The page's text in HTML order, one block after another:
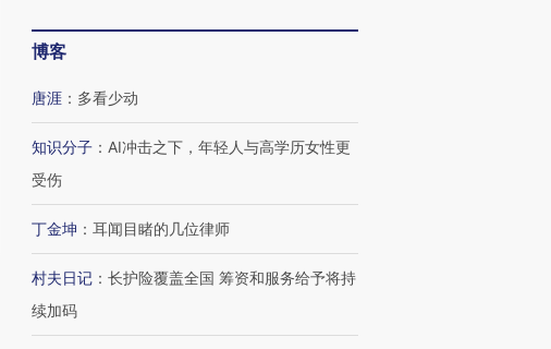
博客
唐涯 ： 多看少动
知识分子 ： AI冲击之下，年轻人与高学历女性更
受伤
丁金坤 ： 耳闻目睹的几位律师
村夫日记 ： 长护险覆盖全国 筹资和服务给予将持
续加码